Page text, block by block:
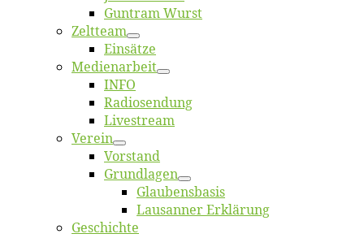
Gun­tram Wurst
Zelt­team
Ein­sät­ze
Me­di­en­ar­beit
INFO
Ra­dio­sen­dung
Live­stream
Ver­ein
Vor­stand
Grund­la­gen
Glaubens­ba­sis
Lausan­ner Erklärung
Ge­schich­te